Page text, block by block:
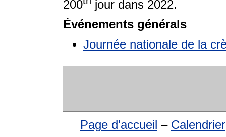
200
jour dans 2022.
Événements générals
Journée nationale de la
Page d'accueil – Calendrier